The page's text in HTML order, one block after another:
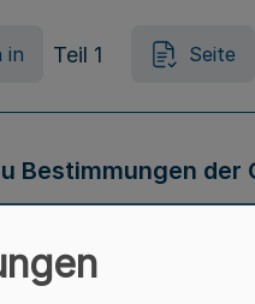
in Teil 1 Seite
der
zur GO und